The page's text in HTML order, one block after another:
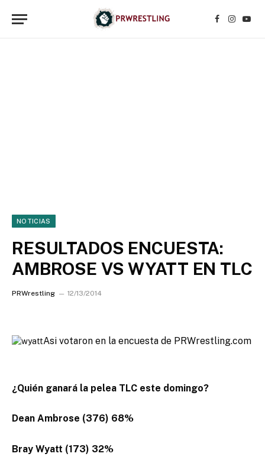
Facebook
NOTICIAS
RESULTADOS ENCUESTA:
AMBROSE VS WYATT EN TLC
PRWrestling 12/13/2014
Asi votaron en la encuesta de PRWrestling.com
¿Quién ganará la pelea TLC este domingo?
Dean Ambrose (376) 68%
Bray Wyatt (173) 32%